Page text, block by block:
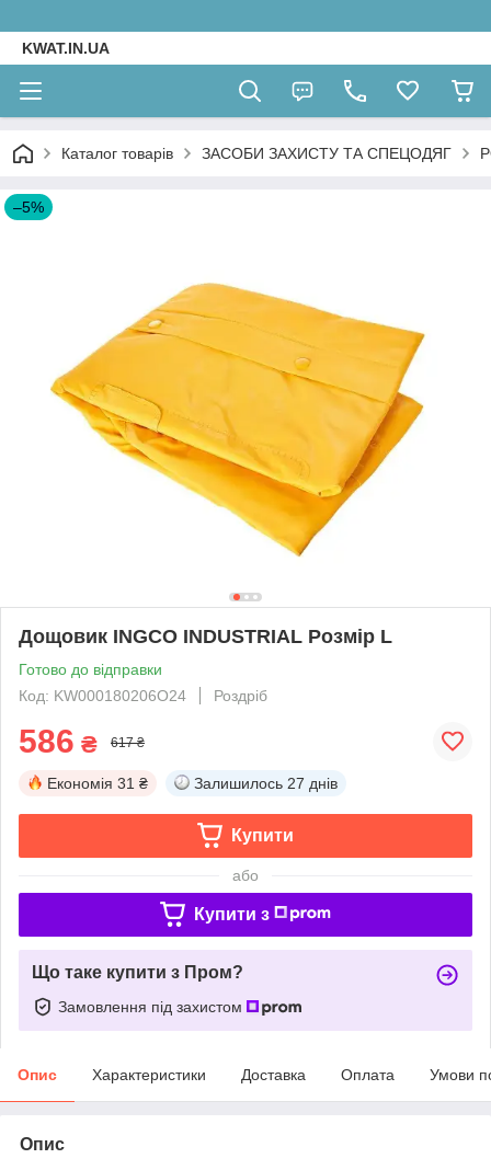
KWAT.IN.UA
Каталог товарів ЗАСОБИ ЗАХИСТУ ТА СПЕЦОДЯГ
–5%
Дощовик INGCO INDUSTRIAL Розмір L
Готово до відправки
Код: KW000180206O24
Роздріб
586 ₴ 617 ₴
Економія 31 ₴ Залишилось 27 днів
Купити
або
Купити з
Що таке купити з Пром?
Замовлення під захистом
Опис Характеристики Доставка Оплата Умови
Опис